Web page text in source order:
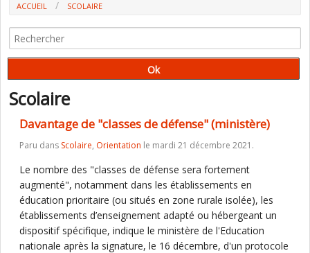
ACCUEIL
SCOLAIRE
Scolaire
Davantage de "classes de défense" (ministère)
Paru dans Scolaire, Orientation le mardi 21 décembre 2021.
Le nombre des "classes de défense sera fortement
augmenté", notamment dans les établissements en
éducation prioritaire (ou situés en zone rurale isolée), les
établissements d’enseignement adapté ou hébergeant un
dispositif spécifique, indique le ministère de l'Education
nationale après la signature, le 16 décembre, d'un protocole